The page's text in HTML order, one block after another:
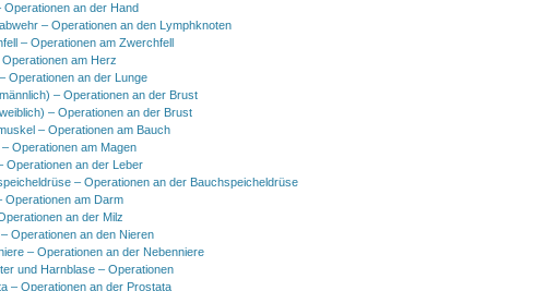
Operationen an der Hand
– Operationen an den Lymphknoten
– Operationen am Zwerchfell
am Herz
Operationen an der Lunge
– Operationen an der Brust
– Operationen an der Brust
– Operationen am Bauch
– Operationen am Magen
Operationen an der Leber
– Operationen an der Bauchspeicheldrüse
Operationen am Darm
an der Milz
Operationen an den Nieren
– Operationen an der Nebenniere
und Harnblase – Operationen
– Operationen an der Prostata